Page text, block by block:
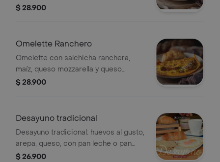
casa, pan leche. Acompaño con
$ 28.900
Omelette Ranchero
Omelette con salchicha ranchera,
maíz, queso mozzarella y queso
crema. Incluye pan de leche o pan de
$ 28.900
Desayuno tradicional
Desayuno tradicional: huevos al gusto,
arepa, queso, con pan leche o pan
maíz y Acompaño con chocolate en
$ 26.900